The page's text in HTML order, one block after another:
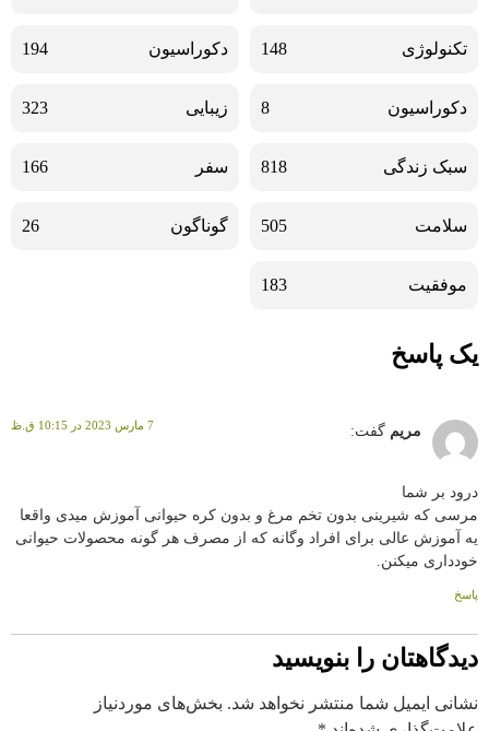
تکنولوژی 148 دکوراسیون 194
دکوراسیون 8 زیبایی 323
سبک زندگی 818 سفر 166
سلامت 505 گوناگون 26
موفقیت 183
یک پاسخ
مریم گفت: 7 مارس 2023 در 10:15 ق.ظ
درود بر شما
مرسی که شیرینی بدون تخم مرغ و بدون کره حیوانی آموزش میدی واقعا
یه آموزش عالی برای افراد وگانه که از مصرف هر گونه محصولات حیوانی
خودداری میکنن.
پاسخ
دیدگاهتان را بنویسید
نشانی ایمیل شما منتشر نخواهد شد. بخش‌های موردنیاز